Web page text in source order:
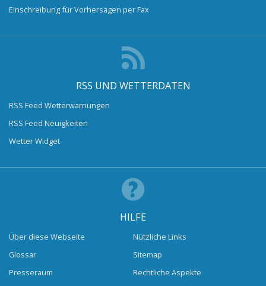
Einschreibung für Vorhersagen per Fax
RSS UND WETTERDATEN
RSS Feed Wetterwarnungen
RSS Feed Neuigkeiten
Wetter Widget
HILFE
Über diese Webseite
Glossar
Presseraum
Nützliche Links
Sitemap
Rechtliche Aspekte